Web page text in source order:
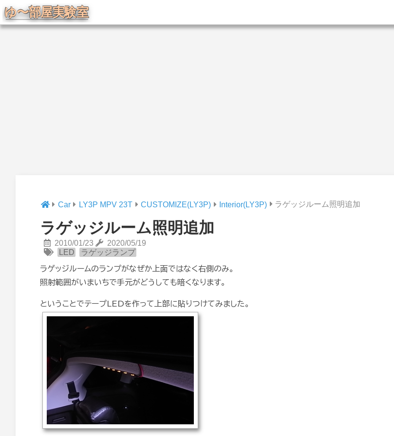
Car LY3P MPV 23T CUSTOMIZE(LY3P) Interior(LY3P) ラゲッジルーム照明追加
ラゲッジルーム照明追加
2010/01/23
2020/05/19
LED
ラゲッジランプ
ラゲッジルームのランプがなぜか上面ではなく右側のみ。
照射範囲がいまいちで手元がどうしても暗くなります。
ということでテープLEDを作って上部に貼りつけてみました。